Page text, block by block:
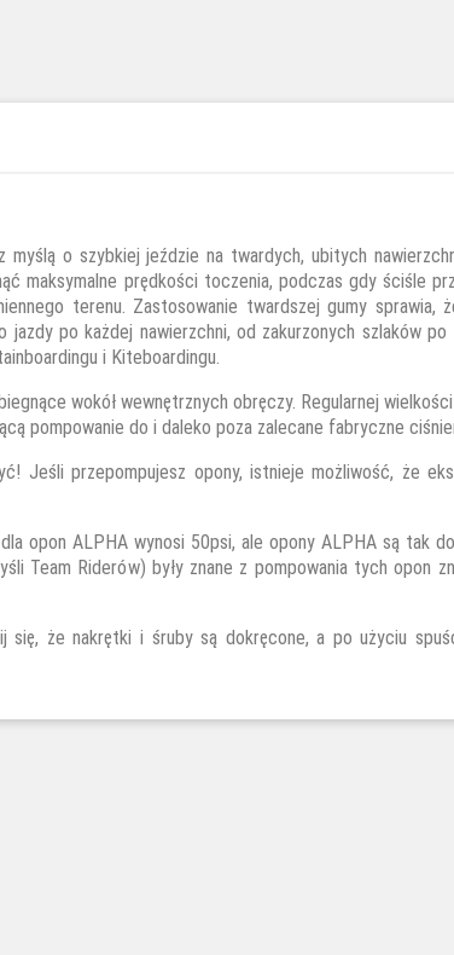
o szybkiej jeździe na twardych, ubitych
maksymalne prędkości toczenia, podczas gdy ściśle
terenu. Zastosowanie twardszej gumy sprawia,
po każdej nawierzchni, od zakurzonych szlaków
i Kiteboardingu.
wokół wewnętrznych obręczy. Regularnej
pompowanie do i daleko poza zalecane fabryczne
Jeśli przepompujesz opony, istnieje możliwość, że
opon ALPHA wynosi 50psi, ale opony ALPHA są tak
Team Riderów) były znane z pompowania tych opon
się, że nakrętki i śruby są dokręcone, a po użyciu